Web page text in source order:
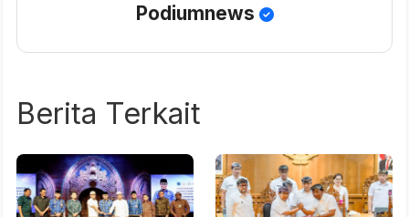
Podiumnews
Berita Terkait